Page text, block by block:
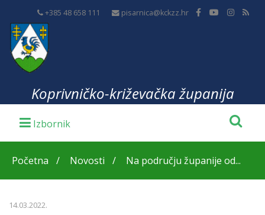
+385 48 658 111 pisarnica@kckzz.hr
Koprivničko-križevačka županija
Početna Novosti Na području županije od...
14.03.2022.